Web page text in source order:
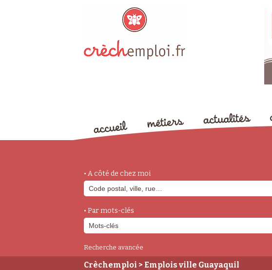
• A côté de chez moi
• Par mots-clés
Recherche avancée
Crèchemploi > Emplois ville Guayaquil